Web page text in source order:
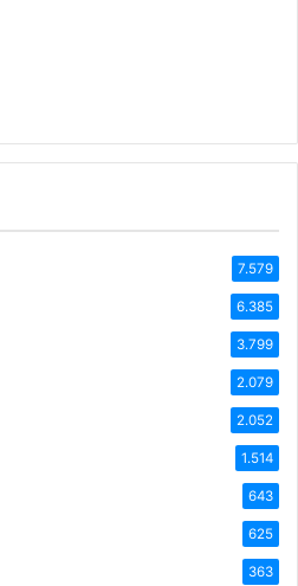
7.579
6.385
3.799
2.079
2.052
1.514
643
625
363